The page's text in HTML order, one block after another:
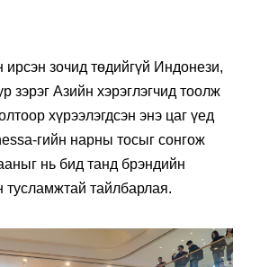
ирсэн зочид төдийгүй Индонези,
зэрэг Азийн хэрэглэгчид тоолж
хүрээлэгдсэн энэ цаг үед
гийн нарны тосыг сонгож
нь бид танд брэндийн
тусламжтай тайлбарлая.